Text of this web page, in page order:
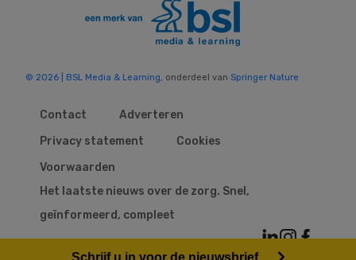
© 2026 | BSL Media & Learning, onderdeel van Springer Nature
Contact
Adverteren
Privacy statement
Cookies
Voorwaarden
Het laatste nieuws over de zorg. Snel,
geïnformeerd, compleet
Schrijf u in voor de nieuwsbrief